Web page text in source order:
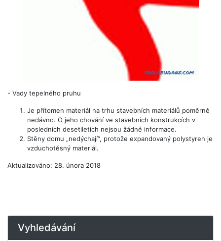
- Vady tepelného pruhu
Je přítomen materiál na trhu stavebních materiálů poměrně
nedávno. O jeho chování ve stavebních konstrukcích v
posledních desetiletích nejsou žádné informace.
Stěny domu „nedýchají“, protože expandovaný polystyren je
vzduchotěsný materiál.
Aktualizováno: 28. února 2018
Vyhledávání